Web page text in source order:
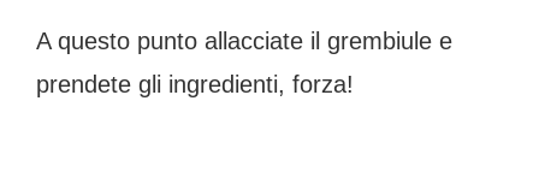
A questo punto allacciate il grembiule e
prendete gli ingredienti, forza!